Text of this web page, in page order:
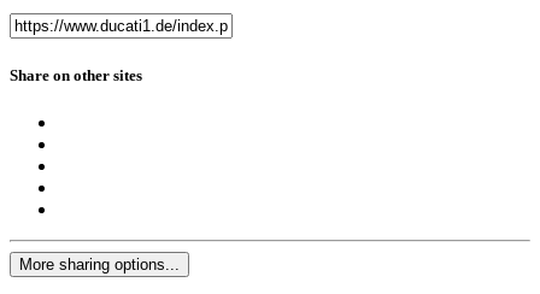
Share on other sites
More sharing options...